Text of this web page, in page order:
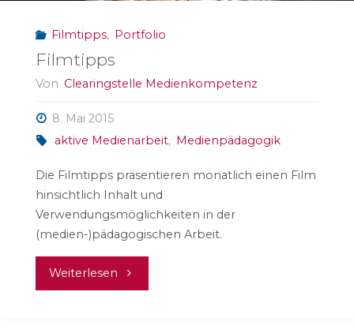
Filmtipps, Portfolio
Filmtipps
Von Clearingstelle Medienkompetenz
8. Mai 2015
aktive Medienarbeit, Medienpädagogik
Die Filmtipps präsentieren monatlich einen Film
hinsichtlich Inhalt und
Verwendungsmöglichkeiten in der
(medien-)pädagogischen Arbeit.
Weiterlesen "Filmtipps"